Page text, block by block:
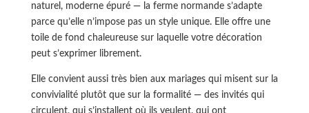
naturel, moderne épuré — la ferme normande s’adapte
parce qu’elle n’impose pas un style unique. Elle offre une
toile de fond chaleureuse sur laquelle votre décoration
peut s’exprimer librement.
Elle convient aussi très bien aux mariages qui misent sur la
convivialité plutôt que sur la formalité — des invités qui
circulent, qui s’installent où ils veulent, qui ont